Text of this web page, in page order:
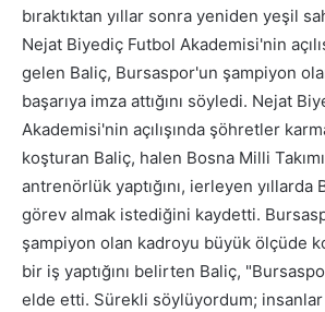
bıraktıktan yıllar sonra yeniden yeşil
Nejat Biyediç Futbol Akademisi'nin
gelen Baliç, Bursaspor'un şampiyon
başarıya imza attığını söyledi. Nejat
Akademisi'nin açılışında şöhretler
koşturan Baliç, halen Bosna Milli
antrenörlük yaptığını, ierleyen yıllarda
görev almak istediğini kaydetti.
şampiyon olan kadroyu büyük ölçüde
bir iş yaptığını belirten Baliç,
elde etti. Sürekli söylüyordum;